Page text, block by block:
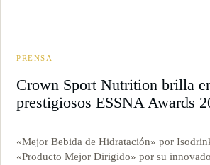
PRENSA
Crown Sport Nutrition brilla
prestigiosos ESSNA Awards
«Mejor Bebida de Hidratación» por
«Producto Mejor Dirigido» por su